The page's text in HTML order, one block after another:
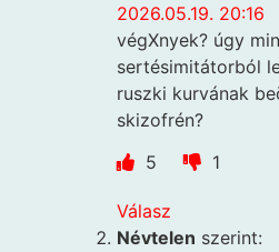
2026.05.19. 20:16
végXnyek? úgy
sertésimitátorból
ruszki kurvának
skizofrén?
5
1
Válasz
Névtelen szerint: